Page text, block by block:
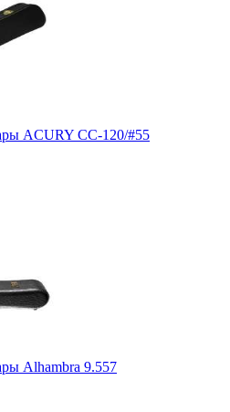
ACURY CC-120/#55
Alhambra 9.557